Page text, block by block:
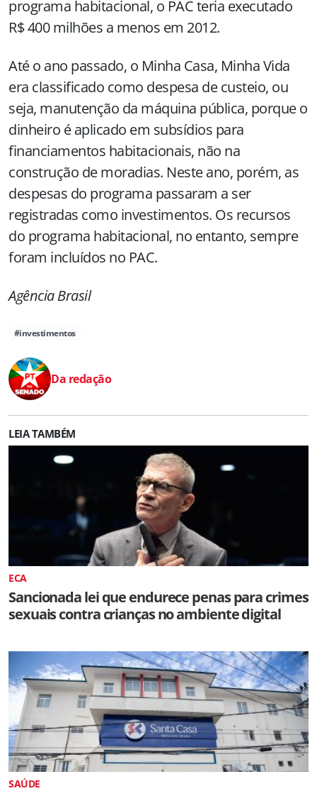
programa habitacional, o PAC teria executado
R$ 400 milhões a menos em 2012.
Até o ano passado, o Minha Casa, Minha Vida
era classificado como despesa de custeio, ou
seja, manutenção da máquina pública, porque o
dinheiro é aplicado em subsídios para
financiamentos habitacionais, não na
construção de moradias. Neste ano, porém, as
despesas do programa passaram a ser
registradas como investimentos. Os recursos
do programa habitacional, no entanto, sempre
foram incluídos no PAC.
Agência Brasil
#investimentos
Da redação
LEIA TAMBÉM
ECA
Sancionada lei que endurece penas para crimes
sexuais contra crianças no ambiente digital
SAÚDE